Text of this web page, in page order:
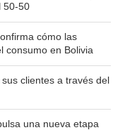
50-50
cómo las
consumo en Bolivia
clientes a través del
una nueva etapa